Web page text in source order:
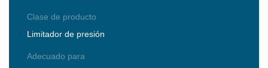
Clase de producto
Limitador de presión
Adecuado para